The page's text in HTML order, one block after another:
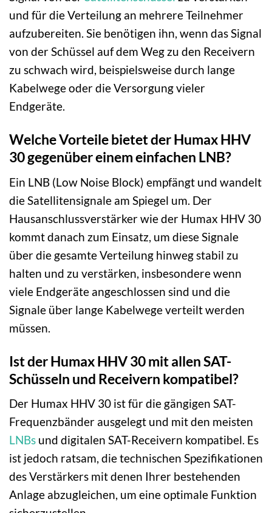
und für die Verteilung an mehrere Teilnehmer
aufzubereiten. Sie benötigen ihn, wenn das Signal
von der Schüssel auf dem Weg zu den Receivern
zu schwach wird, beispielsweise durch lange
Kabelwege oder die Versorgung vieler
Endgeräte.
Welche Vorteile bietet der Humax HHV
30 gegenüber einem einfachen LNB?
Ein LNB (Low Noise Block) empfängt und wandelt
die Satellitensignale am Spiegel um. Der
Hausanschlussverstärker wie der Humax HHV 30
kommt danach zum Einsatz, um diese Signale
über die gesamte Verteilung hinweg stabil zu
halten und zu verstärken, insbesondere wenn
viele Endgeräte angeschlossen sind und die
Signale über lange Kabelwege verteilt werden
müssen.
Ist der Humax HHV 30 mit allen SAT-
Schüsseln und Receivern kompatibel?
Der Humax HHV 30 ist für die gängigen SAT-
Frequenzbänder ausgelegt und mit den meisten
LNBs und digitalen SAT-Receivern kompatibel. Es
ist jedoch ratsam, die technischen Spezifikationen
des Verstärkers mit denen Ihrer bestehenden
Anlage abzugleichen, um eine optimale Funktion